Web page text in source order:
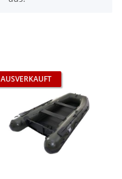
AUSVERKAUFT